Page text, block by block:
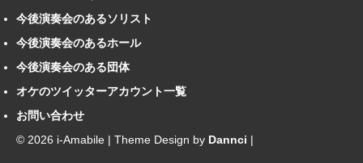
今後演奏会のあるソリスト
今後演奏会のあるホール
今後演奏会のある団体
オケのツイッターアカウント一覧
お問い合わせ
© 2026 i-Amabile | Theme Design by Dannci |